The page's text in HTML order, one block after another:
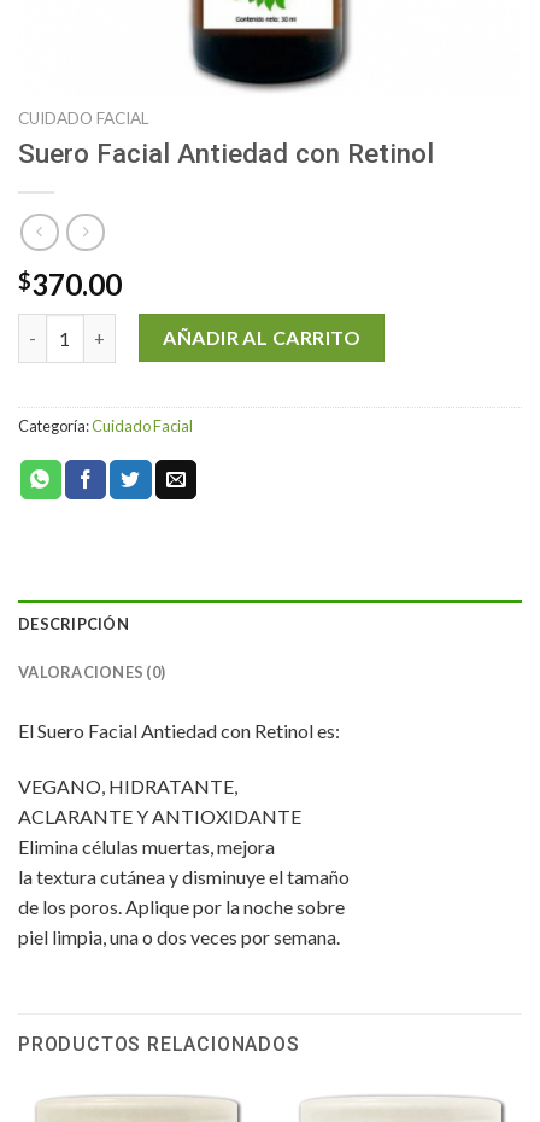
CUIDADO FACIAL
Suero Facial Antiedad con Retinol
$370.00
Suero Facial Antiedad con Retinol cantidad
AÑADIR AL CARRITO
Categoría:Cuidado Facial
DESCRIPCIÓN
VALORACIONES (0)
El Suero Facial Antiedad con Retinol es:
VEGANO, HIDRATANTE,
ACLARANTE Y ANTIOXIDANTE
Elimina células muertas, mejora
la textura cutánea y disminuye el tamaño
de los poros. Aplique por la noche sobre
piel limpia, una o dos veces por semana.
PRODUCTOS RELACIONADOS